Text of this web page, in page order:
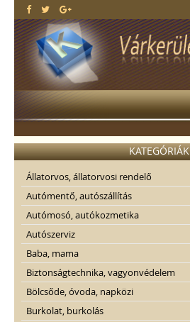
KATEGÓRIÁK
Állatorvos, állatorvosi rendelő
Autómentő, autószállítás
Autómosó, autókozmetika
Autószerviz
Baba, mama
Biztonságtechnika, vagyonvédelem
Bölcsőde, óvoda, napközi
Burkolat, burkolás